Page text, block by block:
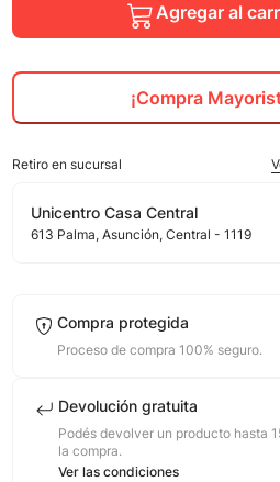
Agregar al
¡Compra
Retiro en sucursal
Unicentro Casa Central
613 Palma, Asunción, Central - 1119
Compra protegida
Proceso de compra 100% seguro.
Devolución gratuita
Podés devolver un producto hasta
la compra.
Ver las condiciones